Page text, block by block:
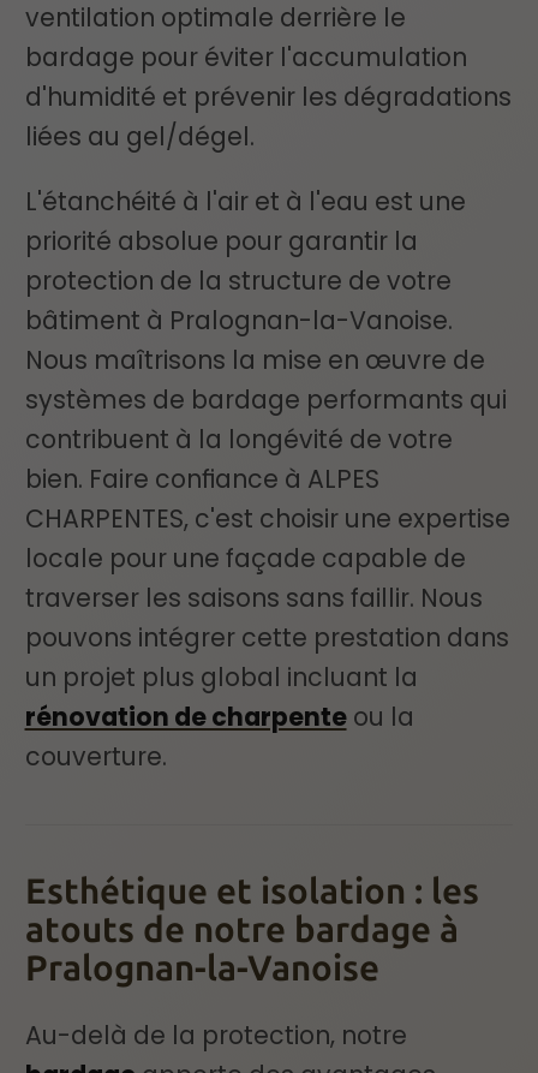
ventilation optimale derrière le
bardage pour éviter l'accumulation
d'humidité et prévenir les dégradations
liées au gel/dégel.
L'étanchéité à l'air et à l'eau est une
priorité absolue pour garantir la
protection de la structure de votre
bâtiment à Pralognan-la-Vanoise.
Nous maîtrisons la mise en œuvre de
systèmes de bardage performants qui
contribuent à la longévité de votre
bien. Faire confiance à ALPES
CHARPENTES, c'est choisir une expertise
locale pour une façade capable de
traverser les saisons sans faillir. Nous
pouvons intégrer cette prestation dans
un projet plus global incluant la
rénovation de charpenteou la
couverture.
Esthétique et isolation : les
atouts de notre bardage à
Pralognan-la-Vanoise
Au-delà de la protection, notre